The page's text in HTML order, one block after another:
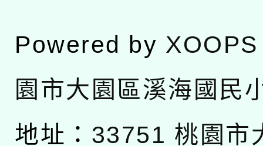
Powered by XOOPS
園市大園區溪海國民
地址： 33751 桃園市